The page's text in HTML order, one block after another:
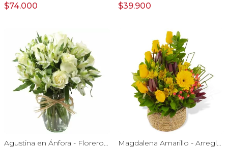
$74.000 $39.900
Agustina en Ánfora - Florero con 9 rosas blanco y astromelia Magdalena Amarillo - Arreglo floral con rosas, gerbera y astromelias amarillas